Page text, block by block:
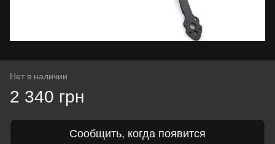
Нет в наличии
2 340 грн
Сообщить, когда появится